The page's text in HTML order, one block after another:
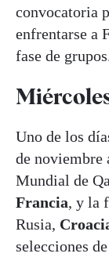
convocatoria
enfrentarse a
fase de
Uno de los
de noviembre
Mundial de
Francia, y la
Rusia,
selecciones de